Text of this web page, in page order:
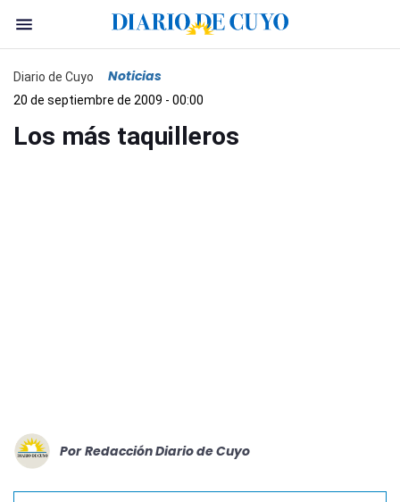
Diario de Cuyo Noticias
20 de septiembre de 2009 - 00:00
Los más taquilleros
Por Redacción Diario de Cuyo